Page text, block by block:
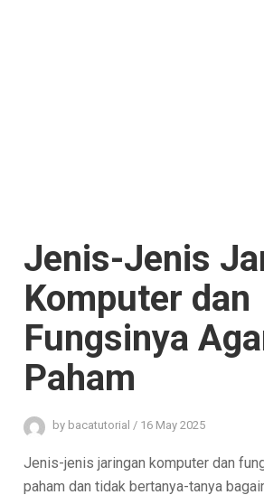
Jenis-Jenis
Komputer dan
Fungsinya
Paham
by bacatutorial / 16 May 2025
Jenis-jenis jaringan komputer dan
paham dan tidak bertanya-tanya